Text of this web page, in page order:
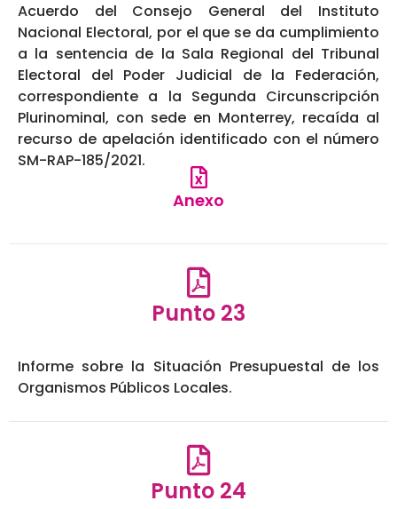
Acuerdo del Consejo General del Instituto
Nacional Electoral, por el que se da cumplimiento
a la sentencia de la Sala Regional del Tribunal
Electoral del Poder Judicial de la Federación,
correspondiente a la Segunda Circunscripción
Plurinominal, con sede en Monterrey, recaída al
recurso de apelación identificado con el número
SM-RAP-185/2021.
Anexo
Punto 23
Informe sobre la Situación Presupuestal de los
Organismos Públicos Locales.
Punto 24